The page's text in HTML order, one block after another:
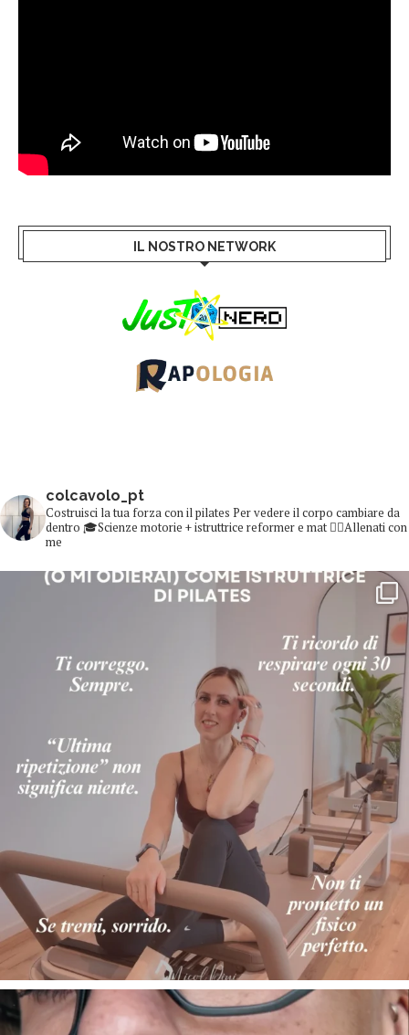
IL NOSTRO NETWORK
colcavolo_pt
Costruisci la tua forza con il pilates Per vedere il corpo cambiare da
dentro 🎓Scienze motorie + istruttrice reformer e mat 👇🏻Allenati con
me